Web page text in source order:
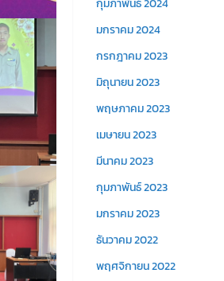
กุมภาพันธ์ 2024
มกราคม 2024
กรกฎาคม 2023
มิถุนายน 2023
พฤษภาคม 2023
เมษายน 2023
มีนาคม 2023
กุมภาพันธ์ 2023
มกราคม 2023
ธันวาคม 2022
พฤศจิกายน 2022